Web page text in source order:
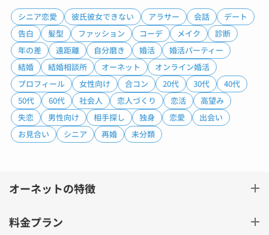
シニア恋愛 彼氏彼女できない アラサー 会話
デート
告白
髪型 ファッション コーデ メイク
診断
年の差
遠距離 自分磨き 婚活
婚活パーティー
結婚
結婚相談所 オーネット
オンライン婚活
プロフィール
女性向け 合コン 20代 30代
40代
50代
60代 社会人 恋人づくり 恋活
高望み
失恋
男性向け 相手探し 独身 恋愛
出会い
お見合い
シニア 再婚 未分類
オーネットの特徴
料金プラン